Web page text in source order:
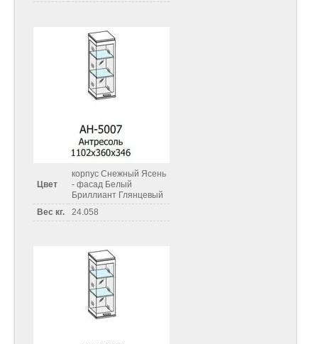
Цвет
корпус Снежный Ясень
- фасад Белый
Бриллиант Глянцевый
Вес кг.
24.058